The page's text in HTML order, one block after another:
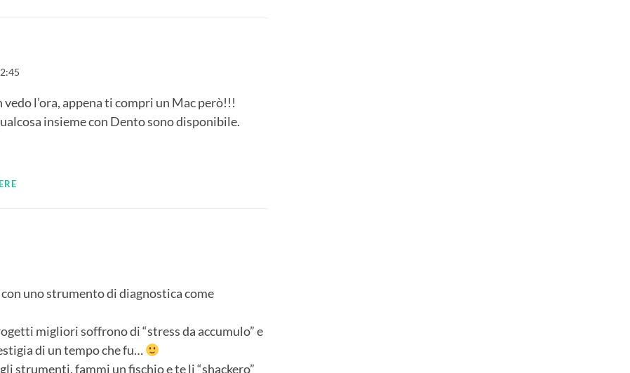
vedo l’ora, appena ti compri un Mac però!!!
insieme con Dento sono disponibile.
uno strumento di diagnostica come
migliori soffrono di “stress da accumulo” e
di un tempo che fu…
strumenti, fammi un fischio e te li “shackero”